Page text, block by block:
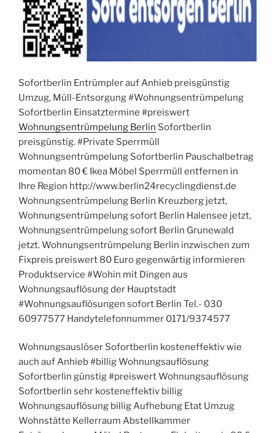
Sofortberlin Entrümpler auf Anhieb preisgünstig
Umzug, Müll-Entsorgung #Wohnungsentrümpelung
Sofortberlin Einsatztermine #preiswert
Wohnungsentrümpelung Berlin Sofortberlin
preisgünstig. #Private Sperrmüll
Wohnungsentrümpelung Sofortberlin Pauschalbetrag
momentan 80 € Ikea Möbel Sperrmüll entfernen in
Ihre Region http://www.berlin24recyclingdienst.de
Wohnungsentrümpelung Berlin Kreuzberg jetzt,
Wohnungsentrümpelung sofort Berlin Halensee jetzt,
Wohnungsentrümpelung sofort Berlin Grunewald
jetzt. Wohnungsentrümpelung Berlin inzwischen zum
Fixpreis preiswert 80 Euro gegenwärtig informieren
Produktservice #Wohin mit Dingen aus
Wohnungsauflösung der Hauptstadt
#Wohnungsauflösungen sofort Berlin Tel.- 030
60977577 Handytelefonnummer 0171/9374577
Wohnungsauslöser Sofortberlin kosteneffektiv wie
auch auf Anhieb #billig Wohnungsauflösung
Sofortberlin günstig #preiswert Wohnungsauflösung
Sofortberlin sehr kosteneffektiv billig
Wohnungsauflösung billig Aufhebung Etat Umzug
Wohnstätte Kellerraum Abstellkammer